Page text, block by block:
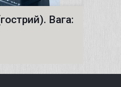
Вага: